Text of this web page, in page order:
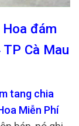
đám
Cà Mau
tang chia
Miễn Phí